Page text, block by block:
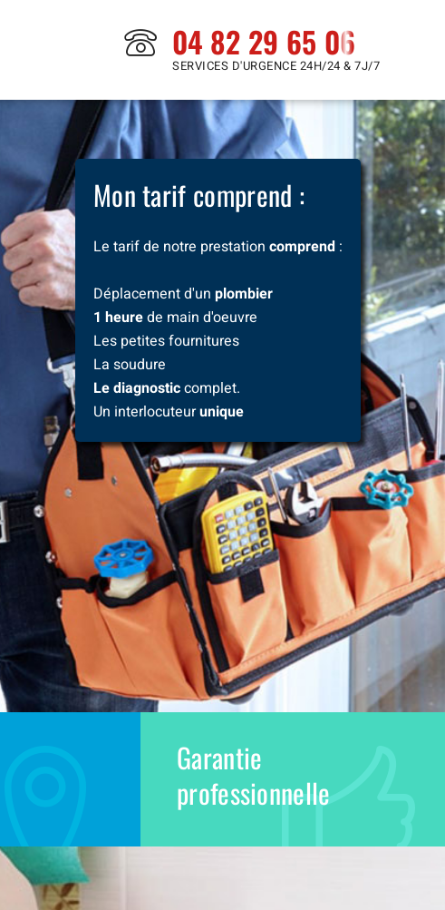
04 82 29 65 06
SERVICES D'URGENCE 24H/24 & 7J/7
Mon tarif comprend :
Le tarif de notre prestation comprend :
Déplacement d'un plombier
1 heurede main d'oeuvre
Les petites fournitures
La soudure
Le diagnosticcomplet.
Un interlocuteurunique
Garantie
professionnelle